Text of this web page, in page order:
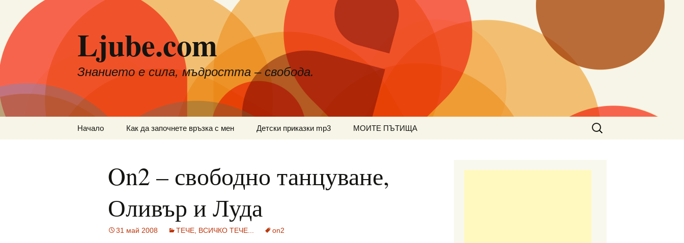
съдържанието
Ljube.com
Знанието е сила, мъдростта – свобода.
Начало Как да започнете връзка с мен Детски приказки mp3 МОИТЕ ПЪТИЩА
Търсене
за:
On2 – свободно танцуване,
Оливър и Луда
31 май 2008 ТЕЧЕ, ВСИЧКО ТЕЧЕ... on2